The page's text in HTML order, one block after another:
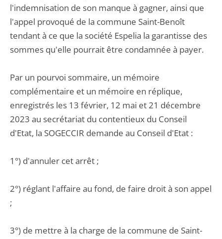
l'indemnisation de son manque à gagner, ainsi que
l'appel provoqué de la commune Saint-Benoît
tendant à ce que la société Espelia la garantisse des
sommes qu'elle pourrait être condamnée à payer.
Par un pourvoi sommaire, un mémoire
complémentaire et un mémoire en réplique,
enregistrés les 13 février, 12 mai et 21 décembre
2023 au secrétariat du contentieux du Conseil
d'Etat, la SOGECCIR demande au Conseil d'Etat :
1°) d'annuler cet arrêt ;
2°) réglant l'affaire au fond, de faire droit à son appel
;
3°) de mettre à la charge de la commune de Saint-